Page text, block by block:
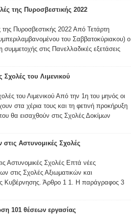
της Πυροσβεστικής 2022
Πυροσβεστικής 2022 Από Τετάρτη
του Σαββατοκύριακου) ο
στις Πανελλαδικές εξετάσεις
Σχολές του Λιμενικού
του Λιμενικού Από την 1η του μηνός οι
στα χέρια τους και τη φετινή προκήρυξη
θα εισαχθούν στις Σχολές Δοκίμων
Αστυνομικές Σχολές
Αστυνομικές Σχολές Επτά νέες
στις Σχολές Αξιωματικών και
Κυβέρνησης. Άρθρο 1 1. Η παράγραφος 3
101 θέσεων εργασίας